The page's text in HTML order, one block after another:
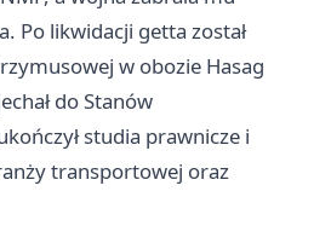
Po likwidacji getta został
w obozie Hasag
do Stanów
studia prawnicze i
transportowej oraz